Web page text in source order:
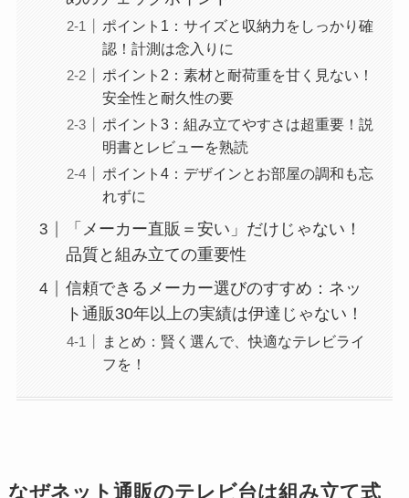
ポイント1：サイズと収納力をしっかり確
認！計測は念入りに
ポイント2：素材と耐荷重を甘く見ない！
安全性と耐久性の要
ポイント3：組み立てやすさは超重要！説
明書とレビューを熟読
ポイント4：デザインとお部屋の調和も忘
れずに
「メーカー直販＝安い」だけじゃない！
品質と組み立ての重要性
信頼できるメーカー選びのすすめ：ネッ
ト通販30年以上の実績は伊達じゃない！
まとめ：賢く選んで、快適なテレビライ
フを！
なぜネット通販のテレビ台は組み立て式